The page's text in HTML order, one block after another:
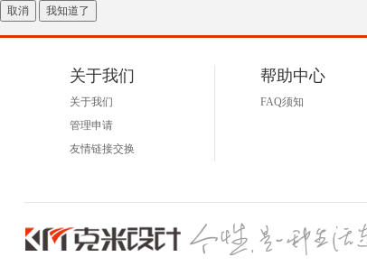
取消 我知道了
关于我们
关于我们
管理申请
友情链接交换
帮助中心
FAQ须知